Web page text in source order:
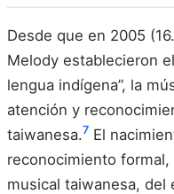
Desde que en 2005
Melody establecieron
lengua indígena”, la
atención y
taiwanesa.7 El
reconocimiento
musical taiwanesa,